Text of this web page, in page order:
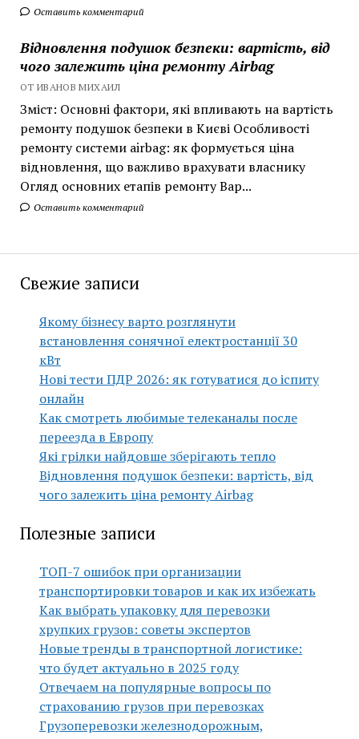
Оставить комментарий
Відновлення подушок безпеки: вартість, від
чого залежить ціна ремонту Airbag
ОТ ИВАНОВ МИХАИЛ
Зміст: Основні фактори, які впливають на вартість
ремонту подушок безпеки в Києві Особливості
ремонту системи airbag: як формується ціна
відновлення, що важливо врахувати власнику
Огляд основних етапів ремонту Вар...
Оставить комментарий
Свежие записи
Якому бізнесу варто розглянути
встановлення сонячної електростанції 30
кВт
Нові тести ПДР 2026: як готуватися до іспиту
онлайн
Как смотреть любимые телеканалы после
переезда в Европу
Які грілки найдовше зберігають тепло
Відновлення подушок безпеки: вартість, від
чого залежить ціна ремонту Airbag
Полезные записи
ТОП-7 ошибок при организации
транспортировки товаров и как их избежать
Как выбрать упаковку для перевозки
хрупких грузов: советы экспертов
Новые тренды в транспортной логистике:
что будет актуально в 2025 году
Отвечаем на популярные вопросы по
страхованию грузов при перевозках
Грузоперевозки железнодорожным,